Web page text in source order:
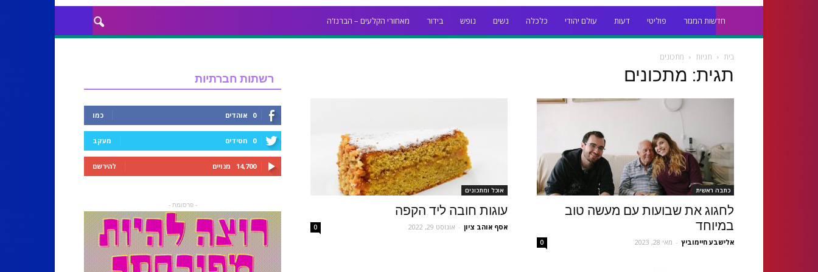
חדשות המגזר פוליטי דעות עולם יהודי כלכלה נשים נופש בידור מאחורי הקלעים – הברנז'ה
בית תגיות מתכונים
תגית: מתכונים
כתבה ראשית
לחגוג את שבועות עם מעשה טוב
במיוחד
‫אלישבע חיימוביץ - מאי 28, 2023 0
אוכל ומתכונים
עוגות חובה ליד הקפה
אסף אוהב ציון - אוגוסט 29, 2022 0
רשתות חברתיות
0 אוהדים כמו
0 חסידים מעקב
14,700 מנויים להירשם
- פרסומת -